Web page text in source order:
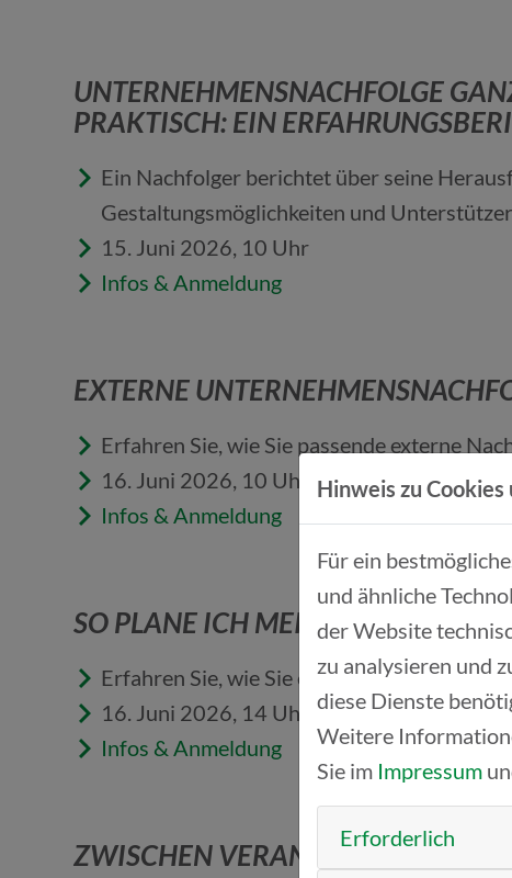
UNTERNEHMENSNACHFOLGE
PRAKTISCH: EIN
Ein Nachfolger berichtet über seine
Gestaltungsmöglichkeiten und
15. Juni 2026, 10 Uhr
Infos & Anmeldung
EXTERNE
Erfahren Sie, wie Sie passende externe
16. Juni 2026, 10 Uhr
Infos & Anmeldung
SO PLANE ICH MEINE
Erfahren Sie, wie Sie eine
16. Juni 2026, 14 Uhr
Infos & Anmeldung
ZWISCHEN VERANTWORTUNG
Hinweis zu
Für ein
und ähnliche
der Website
zu analysieren und
diese Dienste
Weitere
Sie im Impressum
Erforderlich